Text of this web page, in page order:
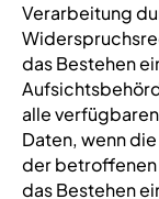
Verarbeitung
das Bestehen
alle
Daten, wenn
der betroffenen
das Bestehen